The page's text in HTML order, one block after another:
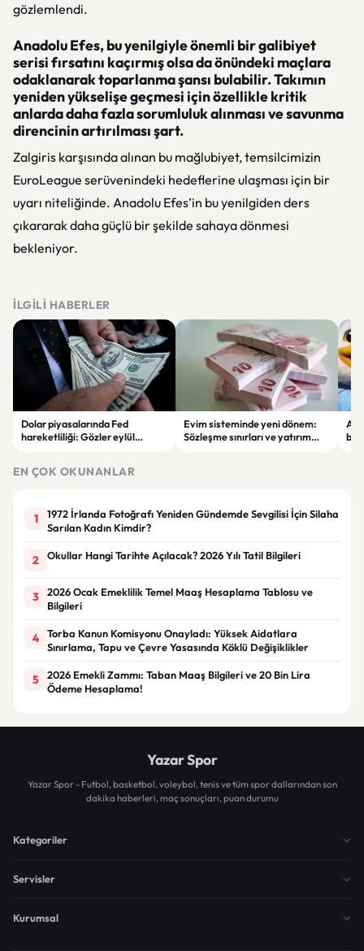
gözlemlendi.
Anadolu Efes, bu yenilgiyle önemli bir galibiyet
serisi fırsatını kaçırmış olsa da önündeki maçlara
odaklanarak toparlanma şansı bulabilir. Takımın
yeniden yükselişe geçmesi için özellikle kritik
anlarda daha fazla sorumluluk alınması ve savunma
direncinin artırılması şart.
Zalgiris karşısında alınan bu mağlubiyet, temsilcimizin
EuroLeague serüvenindeki hedeflerine ulaşması için bir
uyarı niteliğinde. Anadolu Efes’in bu yenilgiden ders
çıkararak daha güçlü bir şekilde sahaya dönmesi
bekleniyor.
İLGILI HABERLER
Dolar piyasalarında Fed
hareketliliği: Gözler eylül
Evim sisteminde yeni dönem:
Sözleşme sınırları ve yatırım
EN ÇOK OKUNANLAR
1
1972 İrlanda Fotoğrafı Yeniden Gündemde Sevgilisi İçin Silaha
Sarılan Kadın Kimdir?
2 Okullar Hangi Tarihte Açılacak? 2026 Yılı Tatil Bilgileri
3
2026 Ocak Emeklilik Temel Maaş Hesaplama Tablosu ve
Bilgileri
4
Torba Kanun Komisyonu Onayladı: Yüksek Aidatlara
Sınırlama, Tapu ve Çevre Yasasında Köklü Değişiklikler
5
2026 Emekli Zammı: Taban Maaş Bilgileri ve 20 Bin Lira
Ödeme Hesaplama!
Yazar Spor
Yazar Spor - Futbol, basketbol, voleybol, tenis ve tüm spor dallarından son
dakika haberleri, maç sonuçları, puan durumu
Kategoriler
Servisler
Kurumsal